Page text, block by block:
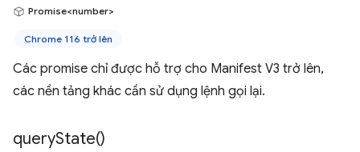
Promise<number>
Chrome 116 trở lên
Các promise chỉ được hỗ trợ cho Manifest V3 trở lên,
các nền tảng khác cần sử dụng lệnh gọi lại.
queryState()